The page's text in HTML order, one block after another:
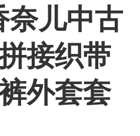
儿中古
接织带
外套套